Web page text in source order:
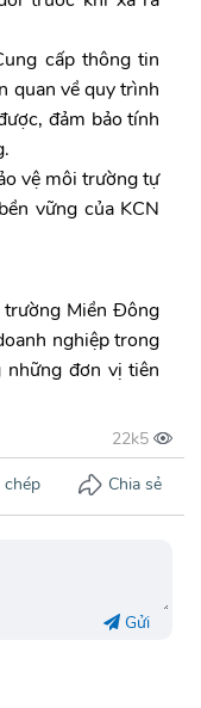
cấp thông tin
quan về quy trình
đảm bảo tính
vệ môi trường tự
vững của KCN
Miền Đông
nghiệp trong
đơn vị tiên
Gửi